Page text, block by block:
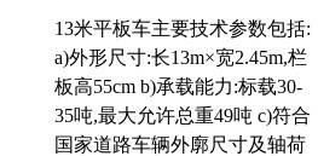
13米平板车主要技术参数包括:
a)外形尺寸:长13m×宽2.45m,栏
板高55cm b)承载能力:标载30-
35吨,最大允许总重49吨 c)符合
国家道路车辆外廓尺寸及轴荷